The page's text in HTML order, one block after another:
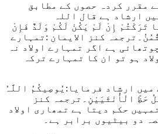
مقرر کردہ حصوں کے مطابق
ارشاد ہے قال اللہ
تَرَكْتُمْ إِنْ لَمْ يَكُنْ لَكُمْ وَلَدٌ فَإِنْ
ترجمہ کنز الایمان :تمہارے
ہے اگر تمہارے اولاد نہ
ہو تو ان کا تمہارے ترکہ
ارشاد فرمایا : یُوصِیکُمُ اللَّہُ
حَظِّ الْأُنْثَیَیْنِ ۔ترجمہ کنز
حکم دیتا ہے تمھاری اولاد
دو بیٹیوں برابر ہے۔